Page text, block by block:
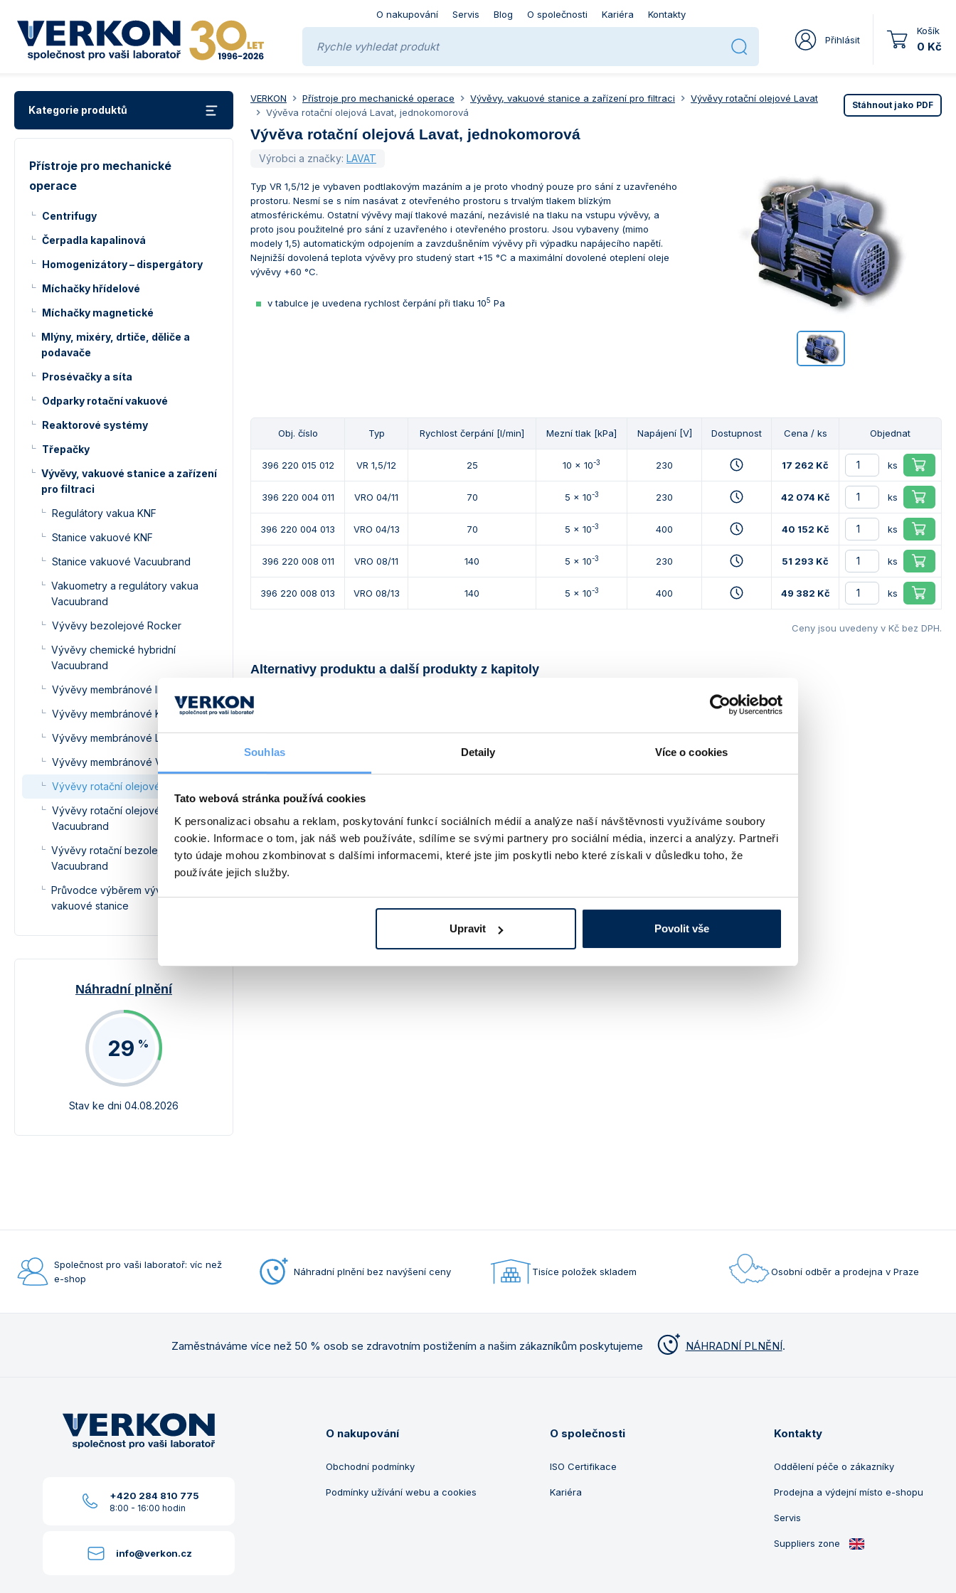
Souhlas Detaily Více o cookies
Tato webová stránka používá cookies
K personalizaci obsahu a reklam, poskytování funkcí sociálních médií a analýze naší návštěvnosti využíváme soubory
cookie. Informace o tom, jak náš web používáte, sdílíme se svými partnery pro sociální média, inzerci a analýzy. Partneři
tyto údaje mohou zkombinovat s dalšími informacemi, které jste jim poskytli nebo které získali v důsledku toho, že
používáte jejich služby.
Upravit Povolit vše
O nakupování Servis Blog O společnosti Kariéra Kontakty
Přihlásit
Košík
0 Kč
Kategorie produktů
Přístroje pro mechanické
operace
Centrifugy
Čerpadla kapalinová
Homogenizátory – dispergátory
Míchačky hřídelové
Míchačky magnetické
Mlýny, mixéry, drtiče, děliče a
podavače
Prosévačky a síta
Odparky rotační vakuové
Reaktorové systémy
Třepačky
Vývěvy, vakuové stanice a zařízení
pro filtraci
Regulátory vakua KNF
Stanice vakuové KNF
Stanice vakuové Vacuubrand
Vakuometry a regulátory vakua
Vacuubrand
Vývěvy bezolejové Rocker
Vývěvy chemické hybridní
Vacuubrand
Vývěvy membránové IKA
Vývěvy membránové KNF
Vývěvy membránové Lavat
Vývěvy membránové Vacuubrand
Vývěvy rotační olejové Lavat
Vývěvy rotační olejové
Vacuubrand
Vývěvy rotační bezolejové
Vacuubrand
Průvodce výběrem vývěvy a
vakuové stanice
Náhradní plnění
29 %
Stav ke dni 04.08.2026
VERKON Přístroje pro mechanické operace Vývěvy, vakuové stanice a zařízení pro filtraci
Vývěvy rotační olejové Lavat
Vývěva rotační olejová Lavat, jednokomorová
Stáhnout jako PDF
Vývěva rotační olejová Lavat, jednokomorová
Výrobci a značky: LAVAT
Typ VR 1,5/12 je vybaven podtlakovým mazáním a je proto vhodný pouze pro sání z uzavřeného
prostoru. Nesmí se s ním nasávat z otevřeného prostoru s trvalým tlakem blízkým
atmosférickému. Ostatní vývěvy mají tlakové mazání, nezávislé na tlaku na vstupu vývěvy, a
proto jsou použitelné pro sání z uzavřeného i otevřeného prostoru. Jsou vybaveny (mimo
modely 1,5) automatickým odpojením a zavzdušněním vývěvy při výpadku napájecího napětí.
Nejnižší dovolená teplota vývěvy pro studený start +15 °C a maximální dovolené oteplení oleje
vývěvy +60 °C.
v tabulce je uvedena rychlost čerpání při tlaku 105 Pa
Obj. číslo Typ Rychlost čerpání [l/min] Mezní tlak [kPa] Napájení [V] Dostupnost Cena / ks Objednat
396 220 015 012 VR 1,5/12 25 10 x 10-3 230 17 262 Kč ks
396 220 004 011 VRO 04/11 70 5 x 10-3 230 42 074 Kč ks
396 220 004 013 VRO 04/13 70 5 x 10-3 400 40 152 Kč ks
396 220 008 011 VRO 08/11 140 5 x 10-3 230 51 293 Kč ks
396 220 008 013 VRO 08/13 140 5 x 10-3 400 49 382 Kč ks
Ceny jsou uvedeny v Kč bez DPH.
Alternativy produktu a další produkty z kapitoly
Vývěva rotační olejová Lavat,
dvoukomorová
Olej k rotačním olejovým
299 Kč
Společnost pro vaši laboratoř: víc než
e-shop
Náhradní plnění bez navýšení ceny Tisíce položek skladem Osobní odběr a prodejna v Praze
Zaměstnáváme více než 50 % osob se zdravotním postižením a našim zákazníkům poskytujeme NÁHRADNÍ PLNĚNÍ.
+420 284 810 775
8:00 - 16:00 hodin
info@verkon.cz
O nakupování
Obchodní podmínky
Podmínky užívání webu a cookies
O společnosti
ISO Certifikace
Kariéra
Kontakty
Oddělení péče o zákazníky
Prodejna a výdejní místo e-shopu
Servis
Suppliers zone